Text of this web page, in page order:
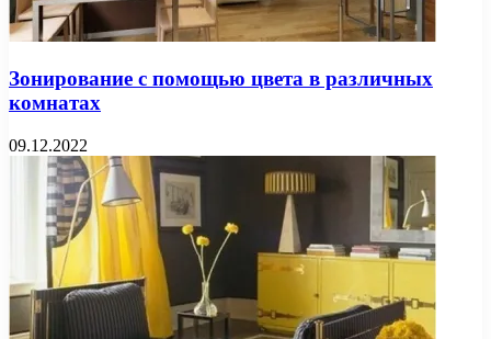
Зонирование с помощью цвета в различных
комнатах
09.12.2022